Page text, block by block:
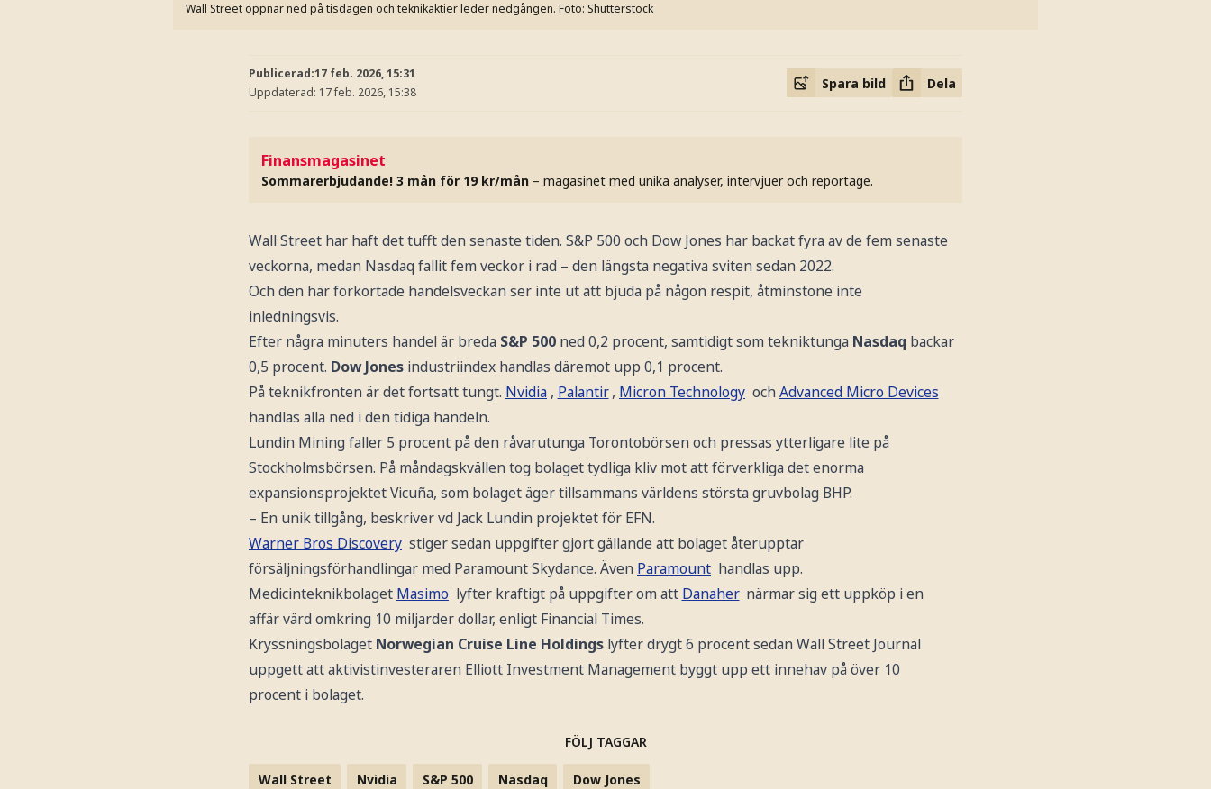
Wall Street öppnar ned på tisdagen och teknikaktier leder nedgången. Foto: Shutterstock
Publicerad:17 feb. 2026, 15:31
Uppdaterad: 17 feb. 2026, 15:38
Spara bild Dela
Finansmagasinet
Sommarerbjudande! 3 mån för 19 kr/mån – magasinet med unika analyser, intervjuer och reportage.
Wall Street har haft det tufft den senaste tiden. S&P 500 och Dow Jones har backat fyra av de fem senaste
veckorna, medan Nasdaq fallit fem veckor i rad – den längsta negativa sviten sedan 2022.
Och den här förkortade handelsveckan ser inte ut att bjuda på någon respit, åtminstone inte
inledningsvis.
Efter några minuters handel är breda S&P 500 ned 0,2 procent, samtidigt som tekniktunga Nasdaq backar
0,5 procent. Dow Jones industriindex handlas däremot upp 0,1 procent.
På teknikfronten är det fortsatt tungt. Nvidia , Palantir , Micron Technology ochAdvanced Micro Devices
handlas alla ned i den tidiga handeln.
Lundin Mining faller 5 procent på den råvarutunga Torontobörsen och pressas ytterligare lite på
Stockholmsbörsen. På måndagskvällen tog bolaget tydliga kliv mot att förverkliga det enorma
expansionsprojektet Vicuña, som bolaget äger tillsammans världens största gruvbolag BHP.
– En unik tillgång, beskriver vd Jack Lundin projektet för EFN.
Warner Bros Discovery stiger sedan uppgifter gjort gällande att bolaget återupptar
försäljningsförhandlingar med Paramount Skydance. Även Paramount handlas upp.
Medicinteknikbolaget Masimo lyfter kraftigt på uppgifter om att Danaher närmar sig ett uppköp i en
affär värd omkring 10 miljarder dollar, enligt Financial Times.
Kryssningsbolaget Norwegian Cruise Line Holdings lyfter drygt 6 procent sedan Wall Street Journal
uppgett att aktivistinvesteraren Elliott Investment Management byggt upp ett innehav på över 10
procent i bolaget.
FÖLJ TAGGAR
Wall Street Nvidia S&P 500 Nasdaq Dow Jones